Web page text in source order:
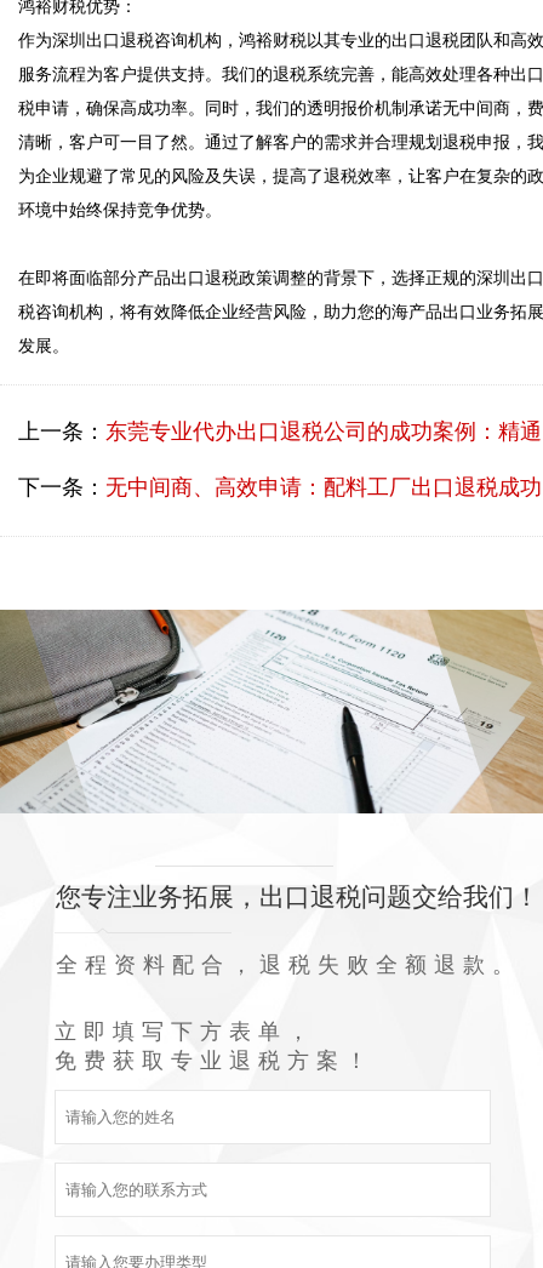
鸿裕财税优势：
作为深圳出口退税咨询机构，鸿裕财税以其专业的出口退税团队和高
服务流程为客户提供支持。我们的退税系统完善，能高效处理各种出
税申请，确保高成功率。同时，我们的透明报价机制承诺无中间商，
清晰，客户可一目了然。通过了解客户的需求并合理规划退税申报，
为企业规避了常见的风险及失误，提高了退税效率，让客户在复杂的
环境中始终保持竞争优势。
在即将面临部分产品出口退税政策调整的背景下，选择正规的深圳出
税咨询机构，将有效降低企业经营风险，助力您的海产品出口业务拓
发展。
上一条： 东莞专业代办出口退税公司的成功案例：精通退税法律，保障客户利益
下一条： 无中间商、高效申请：配料工厂出口退税成功案例分享
您专注业务拓展，出口退税问题交给我们！
全程资料配合，退税失败全额退款。
立即填写下方表单，
免费获取专业退税方案！